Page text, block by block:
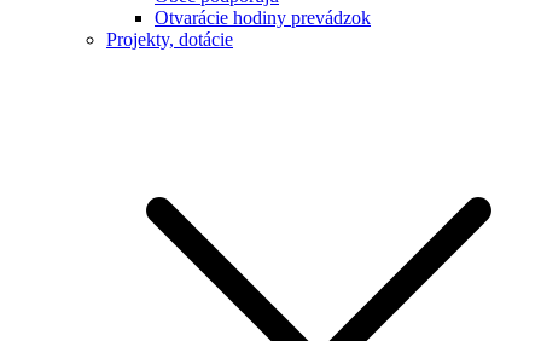
Otvarácie hodiny prevádzok
Projekty, dotácie